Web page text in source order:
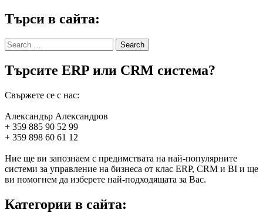
Търси в сайта:
Search
for:
Търсите ERP или CRM система?
Свържете се с нас:
Александър Александров
+ 359 885 90 52 99
+ 359 898 60 61 12
Ние ще ви запознаем с предимствата на най-популярните
системи за управление на бизнеса от клас ERP, CRM и BI и ще
ви помогнем да изберете най-подходящата за Вас.
Категории в сайта: